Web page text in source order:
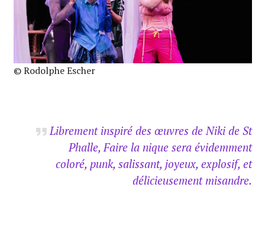
© Rodolphe Escher
Librement inspiré des œuvres de Niki de St
Phalle,Faire la niquesera évidemment
coloré, punk, salissant, joyeux, explosif, et
délicieusement misandre.